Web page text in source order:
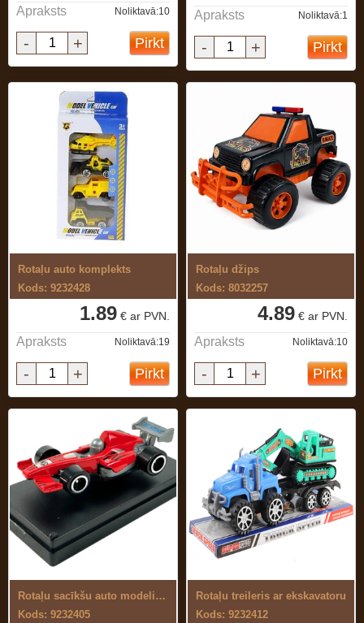
Apraksts Noliktavā:10
- + Pirkt
Apraksts Noliktavā:1
- + Pirkt
Rotaļu auto komplekts
Kods: 9232428
1.89 € ar PVN.
Apraksts Noliktavā:19
- + Pirkt
Rotaļu džips
Kods: 8032257
4.89 € ar PVN.
Apraksts Noliktavā:10
- + Pirkt
Rotaļu sacīkšu auto modelis, metāla
Kods: 9232405
Rotaļu treileris ar ekskavatoru
Kods: 9232412